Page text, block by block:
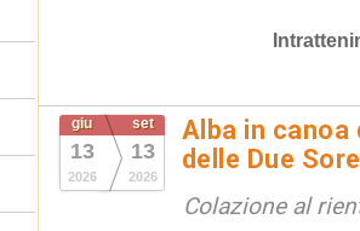
giu
13
2026
set
13
2026
Alba in canoa
delle Due
Colazione al